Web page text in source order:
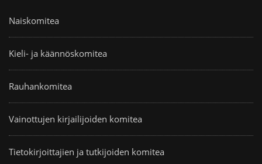
Naiskomitea
Kieli- ja käännöskomitea
Rauhankomitea
Vainottujen kirjailijoiden komitea
Tietokirjoittajien ja tutkijoiden komitea